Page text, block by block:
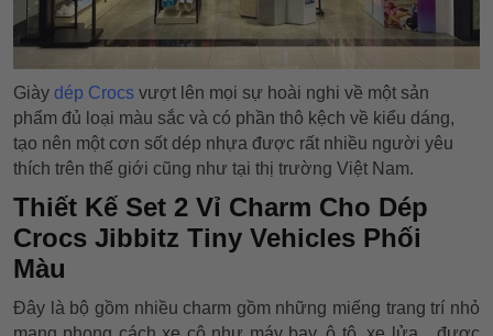
Giày dép Crocs vượt lên mọi sự hoài nghi về một sản
phẩm đủ loại màu sắc và có phần thô kệch về kiểu dáng,
tạo nên một cơn sốt dép nhựa được rất nhiều người yêu
thích trên thế giới cũng như tại thị trường Việt Nam.
Thiết Kế Set 2 Vỉ Charm Cho Dép
Crocs Jibbitz Tiny Vehicles Phối
Màu
Đây là bộ gồm nhiều charm gồm những miếng trang trí nhỏ